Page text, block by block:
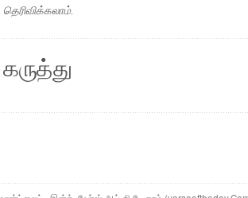
தெரிவிக்கலாம்.
கருத்து